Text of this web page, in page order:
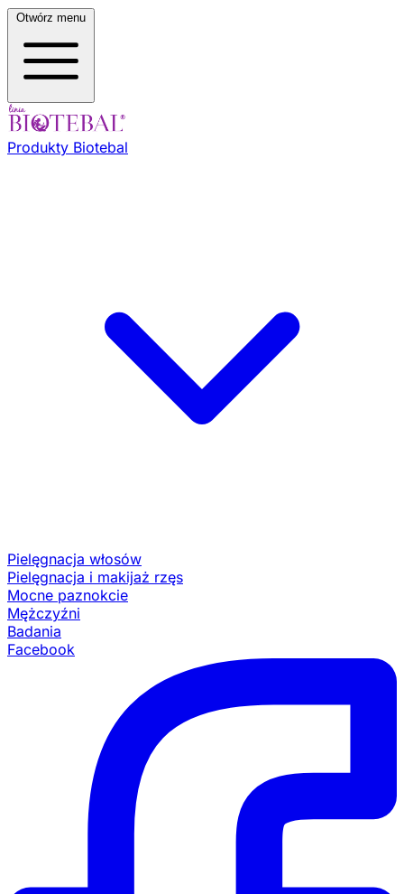
Otwórz menu
Produkty Biotebal
Pielęgnacja włosów
Pielęgnacja i makijaż rzęs
Mocne paznokcie
Mężczyźni
Badania
Facebook